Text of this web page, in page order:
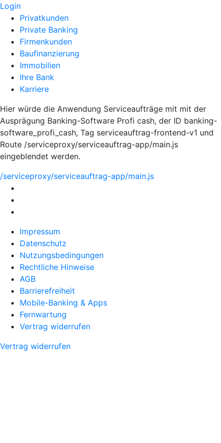
Login
Privatkunden
Private Banking
Firmenkunden
Baufinanzierung
Immobilien
Ihre Bank
Karriere
Hier würde die Anwendung Serviceaufträge mit mit der
Ausprägung Banking-Software Profi cash, der ID banking-
software_profi_cash, Tag serviceauftrag-frontend-v1 und
Route /serviceproxy/serviceauftrag-app/main.js
eingeblendet werden.
/serviceproxy/serviceauftrag-app/main.js
Impressum
Datenschutz
Nutzungsbedingungen
Rechtliche Hinweise
AGB
Barrierefreiheit
Mobile-Banking & Apps
Fernwartung
Vertrag widerrufen
Vertrag widerrufen